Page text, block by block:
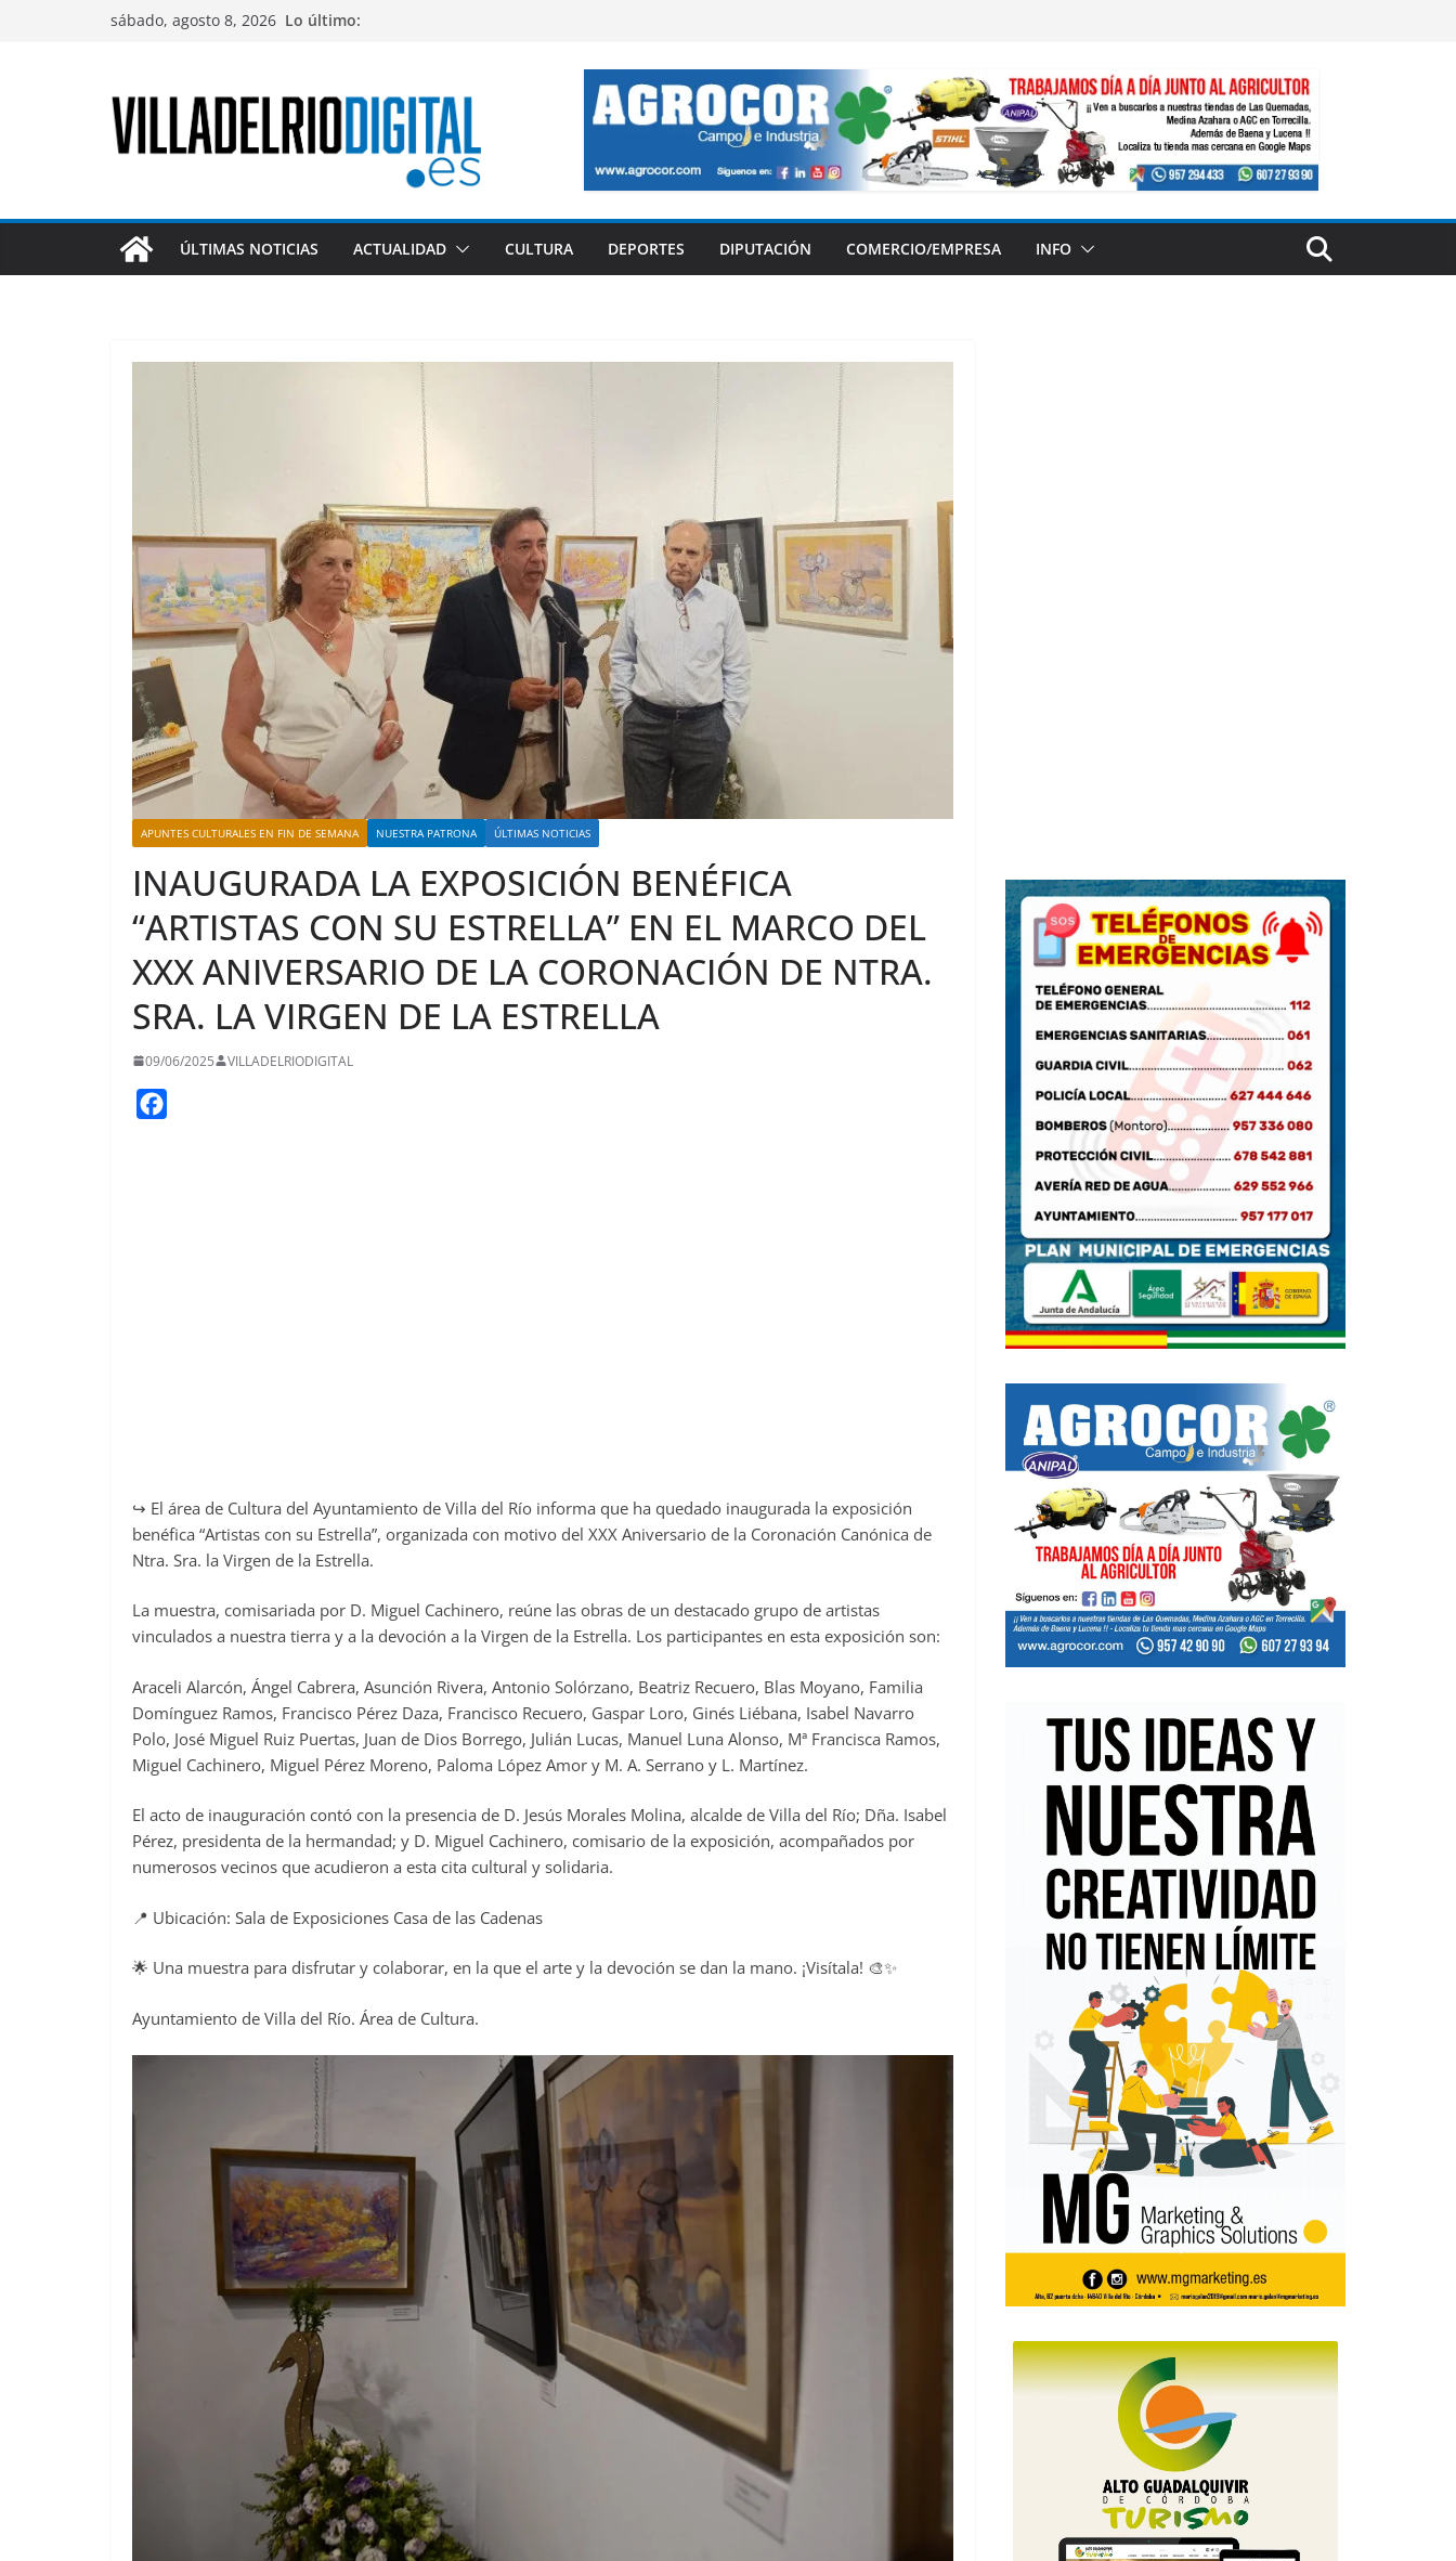
sábado, agosto 8, 2026 Lo último:
ÚLTIMAS NOTICIAS ACTUALIDAD CULTURA DEPORTES DIPUTACIÓN COMERCIO/EMPRESA INFO
APUNTES CULTURALES EN FIN DE SEMANA NUESTRA PATRONA ÚLTIMAS NOTICIAS
INAUGURADA LA EXPOSICIÓN BENÉFICA
“ARTISTAS CON SU ESTRELLA” EN EL MARCO DEL
XXX ANIVERSARIO DE LA CORONACIÓN DE NTRA.
SRA. LA VIRGEN DE LA ESTRELLA
09/06/2025 VILLADELRIODIGITAL
↪️ El área de Cultura del Ayuntamiento de Villa del Río informa que ha quedado inaugurada la exposición
benéfica “Artistas con su Estrella”, organizada con motivo del XXX Aniversario de la Coronación Canónica de
Ntra. Sra. la Virgen de la Estrella.
La muestra, comisariada por D. Miguel Cachinero, reúne las obras de un destacado grupo de artistas
vinculados a nuestra tierra y a la devoción a la Virgen de la Estrella. Los participantes en esta exposición son:
Araceli Alarcón, Ángel Cabrera, Asunción Rivera, Antonio Solórzano, Beatriz Recuero, Blas Moyano, Familia
Domínguez Ramos, Francisco Pérez Daza, Francisco Recuero, Gaspar Loro, Ginés Liébana, Isabel Navarro
Polo, José Miguel Ruiz Puertas, Juan de Dios Borrego, Julián Lucas, Manuel Luna Alonso, Mª Francisca Ramos,
Miguel Cachinero, Miguel Pérez Moreno, Paloma López Amor y M. A. Serrano y L. Martínez.
El acto de inauguración contó con la presencia de D. Jesús Morales Molina, alcalde de Villa del Río; Dña. Isabel
Pérez, presidenta de la hermandad; y D. Miguel Cachinero, comisario de la exposición, acompañados por
numerosos vecinos que acudieron a esta cita cultural y solidaria.
📍 Ubicación: Sala de Exposiciones Casa de las Cadenas
🌟 Una muestra para disfrutar y colaborar, en la que el arte y la devoción se dan la mano. ¡Visítala! 🎨✨
Ayuntamiento de Villa del Río. Área de Cultura.